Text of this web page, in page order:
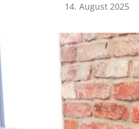
14. August 2025